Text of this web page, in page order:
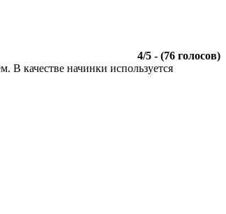
4/5 - (76 голосов)
В качестве начинки используется